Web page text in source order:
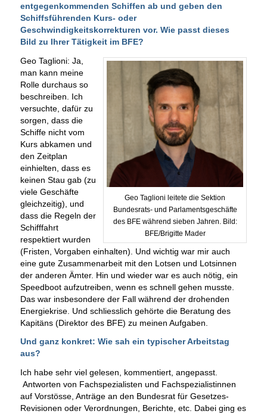
entgegenkommenden Schiffen ab und geben den
Schiffsführenden Kurs- oder
Geschwindigkeitskorrekturen vor. Wie passt dieses
Bild zu Ihrer Tätigkeit im BFE?
Geo Taglioni leitete die Sektion
Bundesrats- und Parlamentsgeschäfte
des BFE während sieben Jahren. Bild:
BFE/Brigitte Mader
Geo Taglioni: Ja,
man kann meine
Rolle durchaus so
beschreiben. Ich
versuchte, dafür zu
sorgen, dass die
Schiffe nicht vom
Kurs abkamen und
den Zeitplan
einhielten, dass es
keinen Stau gab (zu
viele Geschäfte
gleichzeitig), und
dass die Regeln der
Schifffahrt
respektiert wurden
(Fristen, Vorgaben einhalten). Und wichtig war mir auch
eine gute Zusammenarbeit mit den Lotsen und Lotsinnen
der anderen Ämter. Hin und wieder war es auch nötig, ein
Speedboot aufzutreiben, wenn es schnell gehen musste.
Das war insbesondere der Fall während der drohenden
Energiekrise. Und schliesslich gehörte die Beratung des
Kapitäns (Direktor des BFE) zu meinen Aufgaben.
Und ganz konkret: Wie sah ein typischer Arbeitstag
aus?
Ich habe sehr viel gelesen, kommentiert, angepasst.
Antworten von Fachspezialisten und Fachspezialistinnen
auf Vorstösse, Anträge an den Bundesrat für Gesetzes-
Revisionen oder Verordnungen, Berichte, etc. Dabei ging es